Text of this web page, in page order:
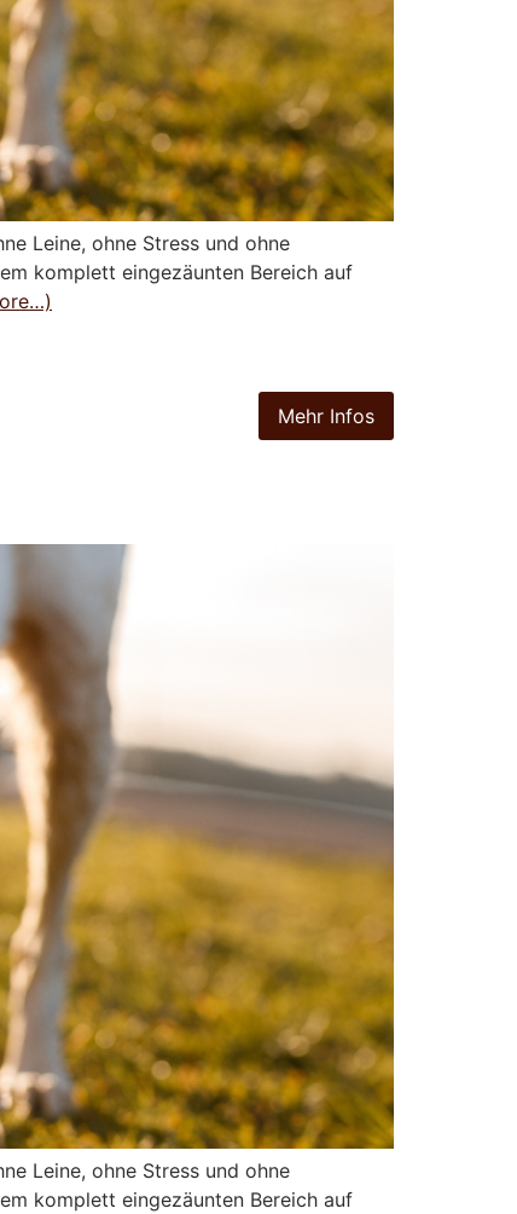
Leine, ohne Stress und ohne
komplett eingezäunten Bereich auf
Leine, ohne Stress und ohne
komplett eingezäunten Bereich auf